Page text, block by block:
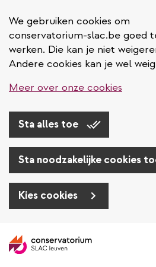
We gebruiken cookies om
conservatorium-slac.be goed
werken. Die kan je niet
Andere cookies kan je wel
Meer over onze cookies
Sta alles toe
Sta noodzakelijke cookies
Kies cookies
en